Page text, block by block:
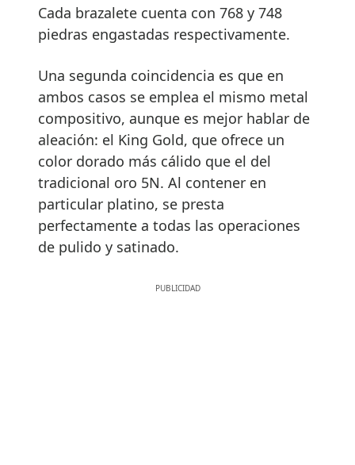
Cada brazalete cuenta con 768 y 748
piedras engastadas respectivamente.
Una segunda coincidencia es que en
ambos casos se emplea el mismo metal
compositivo, aunque es mejor hablar de
aleación: el King Gold, que ofrece un
color dorado más cálido que el del
tradicional oro 5N. Al contener en
particular platino, se presta
perfectamente a todas las operaciones
de pulido y satinado.